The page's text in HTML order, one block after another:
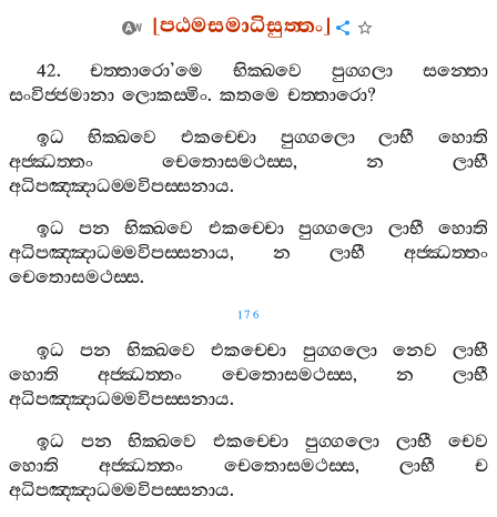
[පඨමසමාධිසුත‍්තං]
42.චත‍්තාරො’මෙ භික‍්ඛවෙ පුග‍්ගලා
සන‍්තො
සංවිජ‍්ජමානා ලොකස‍්මිං. කතමෙ චත‍්තාරො?
ඉධ
භික‍්ඛවෙ එකච‍්චො පුග‍්ගලො ලාභී
හොති
අජ‍්ඣත‍්තං
චෙතොසමථස‍්ස, න
ලාභී
අධිපඤ‍්ඤාධම‍්මවිපස‍්සනාය.
ඉධ
පන භික‍්ඛවෙ එකච‍්චො පුග‍්ගලො ලාභී
හොති
අධිපඤ‍්ඤාධම‍්මවිපස‍්සනාය, න ලාභී
අජ‍්ඣත‍්තං
චෙතොසමථස‍්ස.
176
ඉධ පන භික‍්ඛවෙ එකච‍්චො පුග‍්ගලො නෙව
ලාභී
හොති
අජ‍්ඣත‍්තං චෙතොසමථස‍්ස, න
ලාභී
අධිපඤ‍්ඤාධම‍්මවිපස‍්සනාය.
ඉධ
පන භික‍්ඛවෙ එකච‍්චො පුග‍්ගලො ලාභී
චෙව
හොති
අජ‍්ඣත‍්තං චෙතොසමථස‍්ස, ලාභී
ච
අධිපඤ‍්ඤාධම‍්මවිපස‍්සනාය.